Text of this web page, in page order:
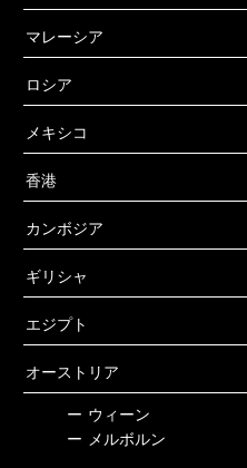
マレーシア
ロシア
メキシコ
香港
カンボジア
ギリシャ
エジプト
オーストリア
ー ウィーン
ー
メルボルン